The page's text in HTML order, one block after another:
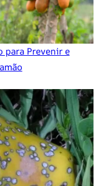
para Prevenir e